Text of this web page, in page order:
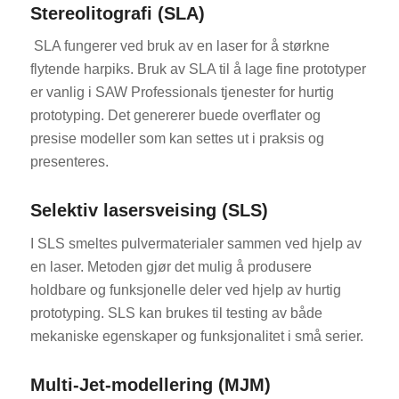
Stereolitografi (SLA)
SLA fungerer ved bruk av en laser for å størkne
flytende harpiks. Bruk av SLA til å lage fine prototyper
er vanlig i SAW Professionals tjenester for hurtig
prototyping. Det genererer buede overflater og
presise modeller som kan settes ut i praksis og
presenteres.
Selektiv lasersveising (SLS)
I SLS smeltes pulvermaterialer sammen ved hjelp av
en laser. Metoden gjør det mulig å produsere
holdbare og funksjonelle deler ved hjelp av hurtig
prototyping. SLS kan brukes til testing av både
mekaniske egenskaper og funksjonalitet i små serier.
Multi-Jet-modellering (MJM)